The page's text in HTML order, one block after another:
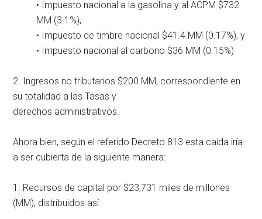
• Impuesto nacional a la gasolina y al ACPM $732
MM (3.1%),
• Impuesto de timbre nacional $41.4 MM (0.17%), y
• Impuesto nacional al carbono $36 MM (0.15%)
2. Ingresos no tributarios $200 MM, correspondiente en
su totalidad a las Tasas y
derechos administrativos.
Ahora bien, según el referido Decreto 813 esta caída iría
a ser cubierta de la siguiente manera:
1. Recursos de capital por $23,731 miles de millones
(MM), distribuidos así: